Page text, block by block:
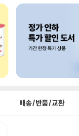
배송/반품/교환